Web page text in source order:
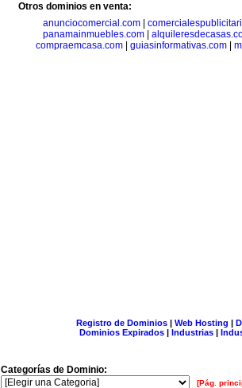
Otros dominios en venta:
anunciocomercial.com
panamainmuebles.com|
compraemcasa.com
guiasinformativas.com
Registro de Dominios| Web Hosting |
Dominios Expirados | Industrias |
Categorías de Dominio:
[Pág.